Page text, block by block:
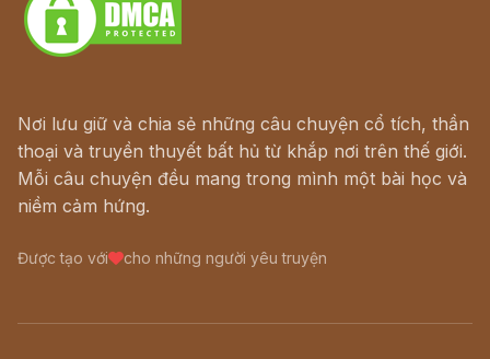
Nơi lưu giữ và chia sẻ những câu chuyện cổ tích, thần
thoại và truyền thuyết bất hủ từ khắp nơi trên thế giới.
Mỗi câu chuyện đều mang trong mình một bài học và
niềm cảm hứng.
Được tạo với cho những người yêu truyện